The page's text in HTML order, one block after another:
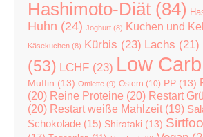
Hashimoto-Diät (84)
Huhn (24) Joghurt (8) Kuchen und
Käsekuchen (8) Kürbis (23) Lachs (21)
(53) LCHF (23) Low Carb
Muffin (13) Omlette (9) Ostern (10) PP (13)
(20) Reine Proteine (20) Restart
(20) Restart weiße Mahlzeit (19)
Schokolade (15) Shirataki (13)